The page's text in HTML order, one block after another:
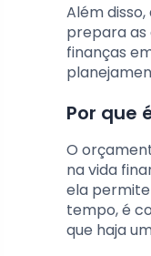
Além
prepara as
finanças
Por que
O
na vida
ela
tempo, é
que haja